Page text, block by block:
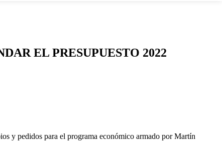
EL PRESUPUESTO 2022
y pedidos para el programa económico armado por Martín